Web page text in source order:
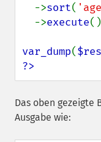
  ->
sort(
  ->
execute
var_dump(
?>
Das oben gezeigte
Ausgabe wie: